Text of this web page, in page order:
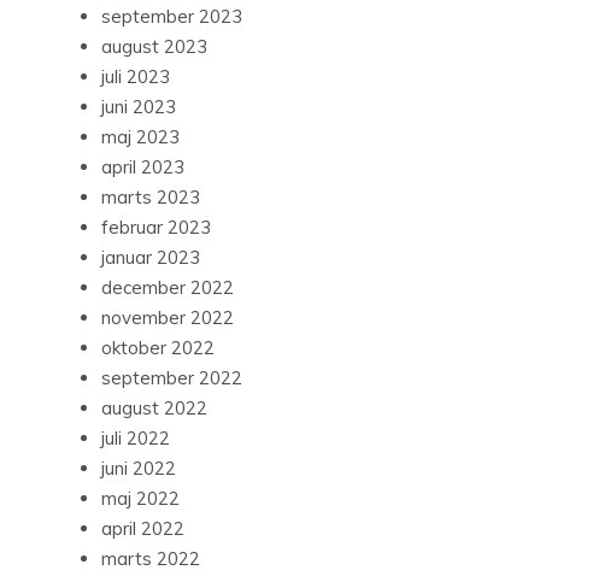
september 2023
august 2023
juli 2023
juni 2023
maj 2023
april 2023
marts 2023
februar 2023
januar 2023
december 2022
november 2022
oktober 2022
september 2022
august 2022
juli 2022
juni 2022
maj 2022
april 2022
marts 2022